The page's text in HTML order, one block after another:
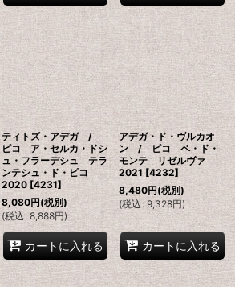
ティトズ・アデガ /
ピコ ア・セルカ・ドシ
ュ・フラーデシュ テラ
ンテシュ・ド・ピコ
2020 [4231]
8,080円(税別)
(税込: 8,888円)
カートに入れる
アデガ・ド・ヴルカオ
ン / ピコ ペ・ド・
モンテ リゼルヴァ
2021 [4232]
8,480円(税別)
(税込: 9,328円)
カートに入れる